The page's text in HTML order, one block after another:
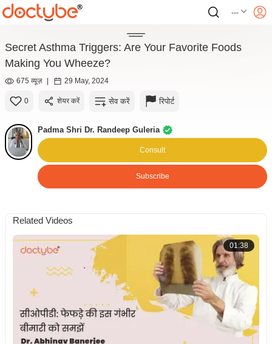
---
Secret Asthma Triggers: Are Your Favorite Foods
Making You Wheeze?
675 व्यूज़ | 29 May, 2024
0 शेयर करें सेव करें रिपोर्ट
Padma Shri Dr. Randeep Guleria
Consult
Subscribe
Related Videos
01:38